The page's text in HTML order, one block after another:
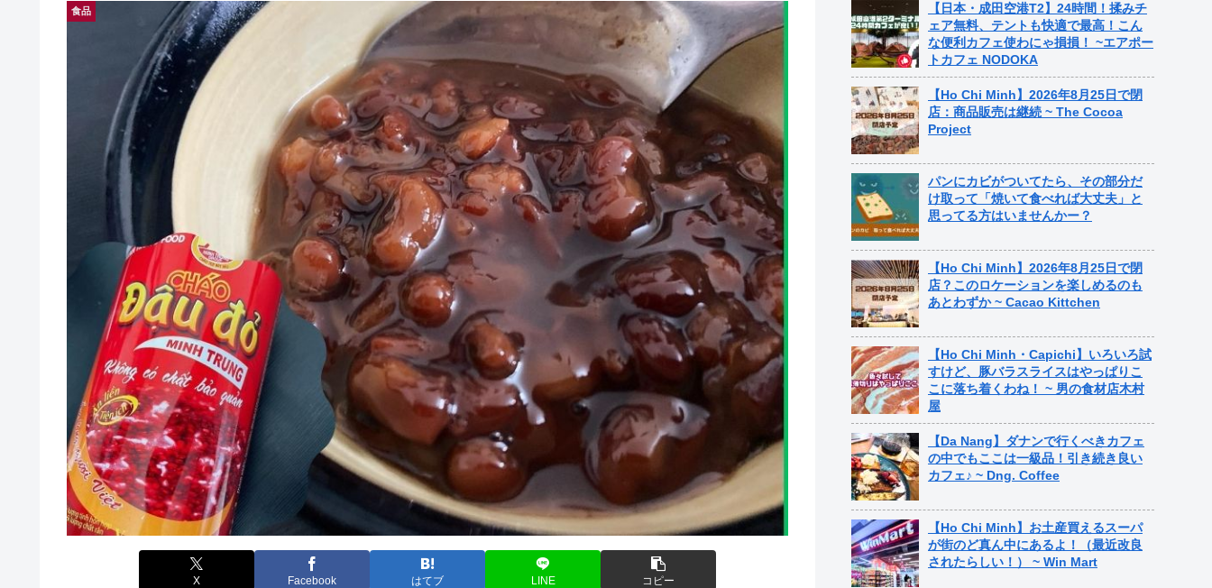
食品
X Facebook はてブ LINE コピー
【日本・成田空港T2】24時間！揉みチ
ェア無料、テントも快適で最高！こん
な便利カフェ使わにゃ損損！ ~エアポー
トカフェ NODOKA
【Ho Chi Minh】2026年8月25日で閉
店：商品販売は継続 ~ The Cocoa
Project
パンにカビがついてたら、その部分だ
け取って「焼いて食べれば大丈夫」と
思ってる方はいませんかー？
【Ho Chi Minh】2026年8月25日で閉
店？このロケーションを楽しめるのも
あとわずか ~ Cacao Kittchen
【Ho Chi Minh・Capichi】いろいろ試
すけど、豚バラスライスはやっぱりこ
こに落ち着くわね！ ~ 男の食材店木村
屋
【Da Nang】ダナンで行くべきカフェ
の中でもここは一級品！引き続き良い
カフェ♪ ~ Dng. Coffee
【Ho Chi Minh】お土産買えるスーパ
が街のど真ん中にあるよ！（最近改良
されたらしい！） ~ Win Mart